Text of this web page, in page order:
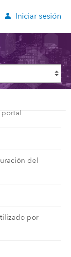
Iniciar sesión
portal
del
por